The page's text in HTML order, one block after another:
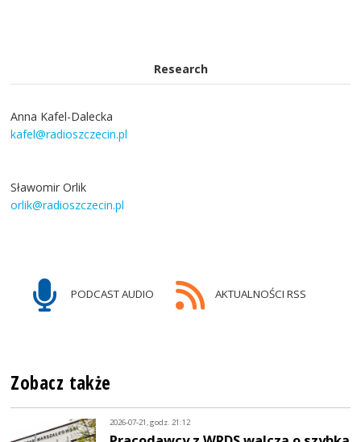
Research
Anna Kafel-Dalecka
kafel@radioszczecin.pl
Sławomir Orlik
orlik@radioszczecin.pl
PODCAST AUDIO AKTUALNOŚCI RSS
Zobacz także
2026-07-21, godz. 21:12